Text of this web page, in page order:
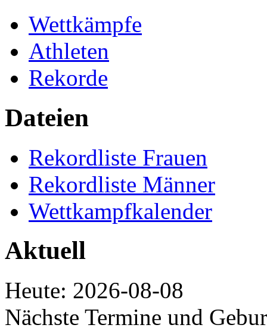
Wettkämpfe
Athleten
Rekorde
Dateien
Rekordliste Frauen
Rekordliste Männer
Wettkampfkalender
Aktuell
Heute: 2026-08-08
Nächste Termine und